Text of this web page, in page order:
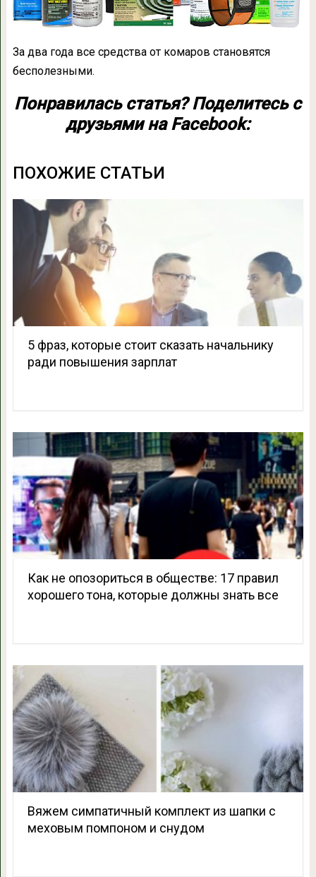
За два года все средства от комаров становятся
бесполезными.
Понравилась статья? Поделитесь с
друзьями на Facebook:
ПОХОЖИЕ СТАТЬИ
5 фраз, которые стоит сказать начальнику
ради повышения зарплат
Как не опозориться в обществе: 17 правил
хорошего тона, которые должны знать все
Вяжем симпатичный комплект из шапки c
меховым помпоном и снудом